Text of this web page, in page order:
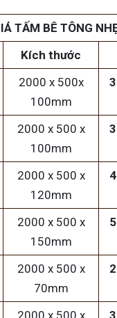
TẤM BÊ TÔNG
Kích thước
2000 x 500x
100mm
2000 x 500 x
100mm
2000 x 500 x
120mm
2000 x 500 x
150mm
2000 x 500 x
70mm